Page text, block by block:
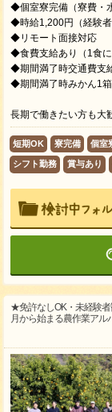
◆個室寮完備（寮費・
◆時給1,200円（経験者
◆リモート面接対応
◆食費支給あり（1食に
◆期間満了時交通費支
◆期間満了時みかん1箱
長期で働きたい方も大
短期OK 寮完備 個室
シフト勤務 賞与あり
★免許なしOK・未経験
月から始まる農作業アル